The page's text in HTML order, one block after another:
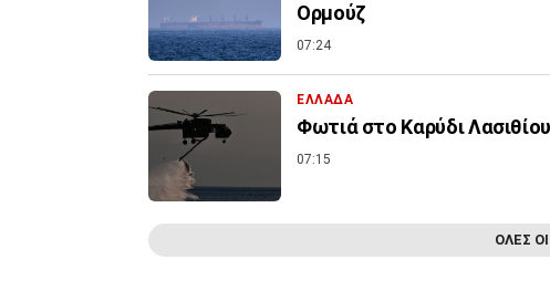
Ορμούζ
07:24
ΕΛΛΑΔΑ
Φωτιά στο Καρύδι
07:15
ΟΛΕΣ